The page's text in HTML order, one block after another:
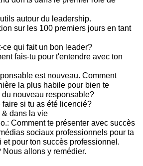
autour du leadership.
sur les 100 premiers jours en tant
ce qui fait un bon leader?
fais-tu pour t'entendre avec ton
est nouveau. Comment
la plus habile pour bien te
nouveau responsable?
faire si tu as été licencié?
& dans la vie
Comment te présenter avec succès
sociaux professionnels pour ta
et pour ton succès professionnel.
Nous allons y remédier.